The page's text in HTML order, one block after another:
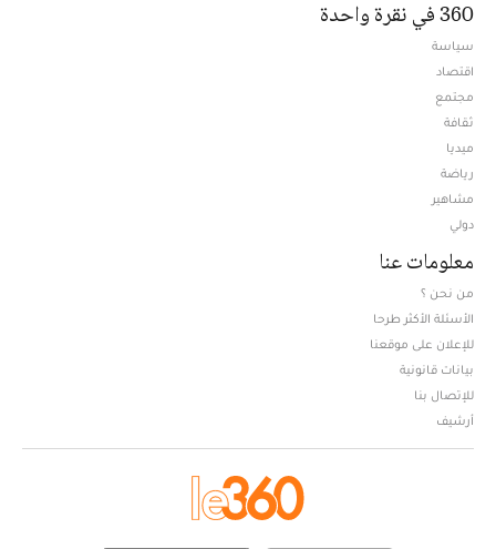
360 في نقرة واحدة
سياسة
اقتصاد
مجتمع
ثقافة
ميديا
رياضة
مشاهير
دولي
معلومات عنا
من نحن ؟
الأسئلة الأكثر طرحا
للإعلان على موقعنا
بيانات قانونية
للإتصال بنا
أرشيف